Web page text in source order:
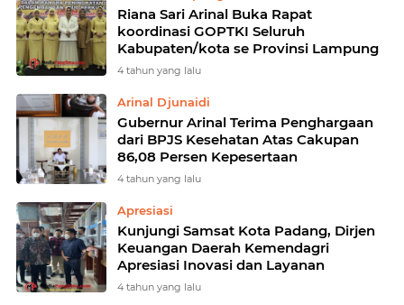
Riana Sari Arinal Buka Rapat
koordinasi GOPTKI Seluruh
Kabupaten/kota se Provinsi Lampung
4 tahun yang lalu
Arinal Djunaidi
Gubernur Arinal Terima Penghargaan
dari BPJS Kesehatan Atas Cakupan
86,08 Persen Kepesertaan
4 tahun yang lalu
Apresiasi
Kunjungi Samsat Kota Padang, Dirjen
Keuangan Daerah Kemendagri
Apresiasi Inovasi dan Layanan
4 tahun yang lalu